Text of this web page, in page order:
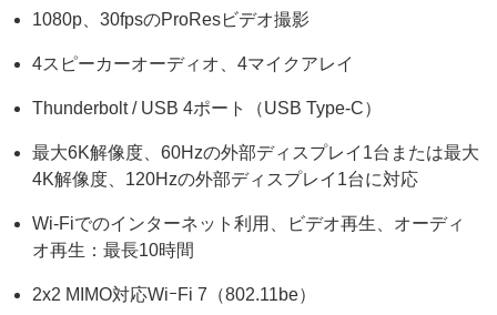
1080p、30fpsのProResビデオ撮影
4スピーカーオーディオ、4マイクアレイ
Thunderbolt / USB 4ポート（USB Type-C）
最大6K解像度、60Hzの外部ディスプレイ1台または最大
4K解像度、120Hzの外部ディスプレイ1台に対応
Wi-Fiでのインターネット利用、ビデオ再生、オーディ
オ再生：最長10時間
2x2 MIMO対応WiｰFi 7（802.11be）